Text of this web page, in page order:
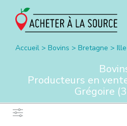
Accueil > Bovins > Bretagne >
Producteurs en
Grégoire (